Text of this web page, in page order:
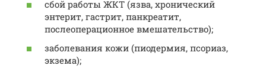
сбой работы ЖКТ (язва, хронический
энтерит, гастрит, панкреатит,
послеоперационное вмешательство);
заболевания кожи (пиодермия, псориаз,
экзема);